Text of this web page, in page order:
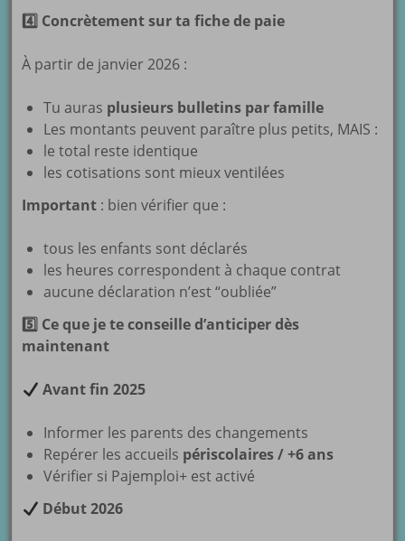
4 Concrètement sur ta fiche de paie
À partir de janvier 2026 :
Tu auras plusieurs bulletins par famille
Les montants peuvent paraître plus petits, MAIS :
le total reste identique
les cotisations sont mieux ventilées
Important : bien vérifier que :
tous les enfants sont déclarés
les heures correspondent à chaque contrat
aucune déclaration n’est “oubliée”
5 Ce que je te conseille d’anticiper dès
maintenant
Avant fin 2025
Informer les parents des changements
Repérer les accueils périscolaires / +6 ans
Vérifier si Pajemploi+ est activé
Début 2026